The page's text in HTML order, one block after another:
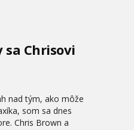
sa Chrisovi
nad tým, ako môže
som sa dnes
Chris Brown a